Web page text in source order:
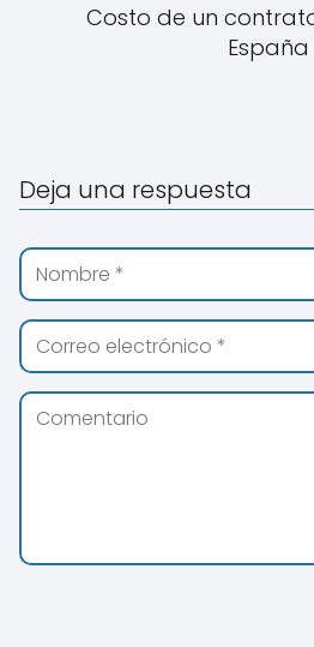
Costo de un
España
Deja una respuesta